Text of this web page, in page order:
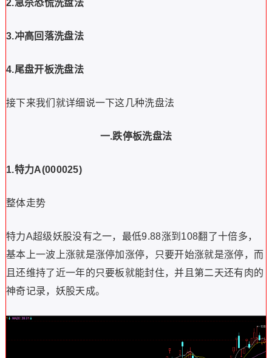
2.急杀恐慌洗盘法
3.冲高回落洗盘法
4.尾盘开板洗盘法
接下来我们就详细说一下这几种洗盘法
一.跌停板洗盘法
1.特力A(000025)
整体走势
特力A超级妖股没有之一，最低9.88涨到108翻了十倍多，
基本上一波上涨就是涨停加涨停，只要开始涨就是涨停，而
且还维持了近一年的只要板就能封住，并且第二天还有肉的
神奇记录，妖股天成。